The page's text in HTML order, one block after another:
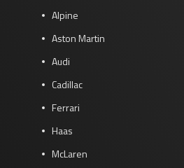
Alpine
Aston Martin
Audi
Cadillac
Ferrari
Haas
McLaren